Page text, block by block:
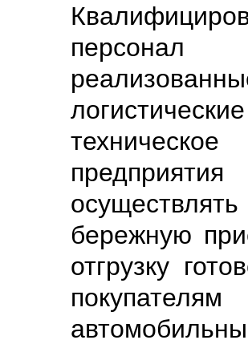
персонал
бережную
отгрузку